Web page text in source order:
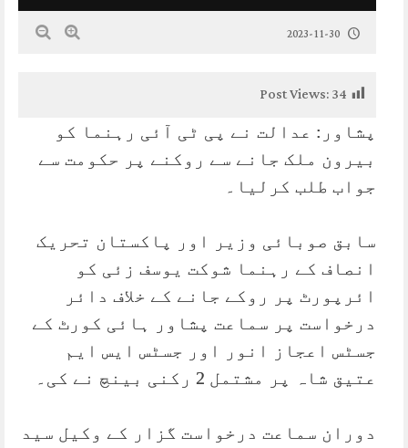
2023-11-30
Post Views:34
پشاور: عدالت نے پی ٹی آئی رہنما کو
بیرون ملک جانے سے روکنے پر حکومت سے
جواب طلب کرلیا۔
سابق صوبائی وزیر اور پاکستان تحریک
انصاف کے رہنما شوکت یوسف زئی کو
ائرپورٹ پر روکے جانے کے خلاف دائر
درخواست پر سماعت پشاور ہائی کورٹ کے
جسٹس اعجاز انور اور جسٹس ایس ایم
عتیق شاہ پر مشتمل 2 رکنی بینچ نے کی۔
دوران سماعت درخواست گزار کے وکیل سید